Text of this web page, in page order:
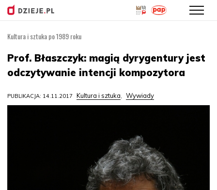
treści
Kultura i sztuka po 1989 roku
Prof. Błaszczyk: magią dyrygentury jest
odczytywanie intencji kompozytora
PUBLIKACJA: 14.11.2017 Kultura i sztuka, Wywiady